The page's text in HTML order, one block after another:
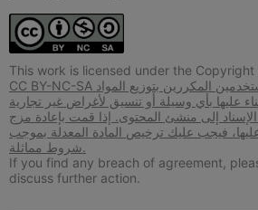
This work is licensed under the Copyright
CC BY-NC-SA يسمح هذا الترخيص المستخدمين المكررين بتوزيع المواد
عليها بأي وسيلة أو تنسيق لأغراض غير تجارية
إلى منشئ المحتوى. إذا قمت بإعادة مزج
عليها، فيجب عليك ترخيص المادة المعدلة بموجب
شروط مماثلة.
If you find any breach of agreement,
discuss further action.